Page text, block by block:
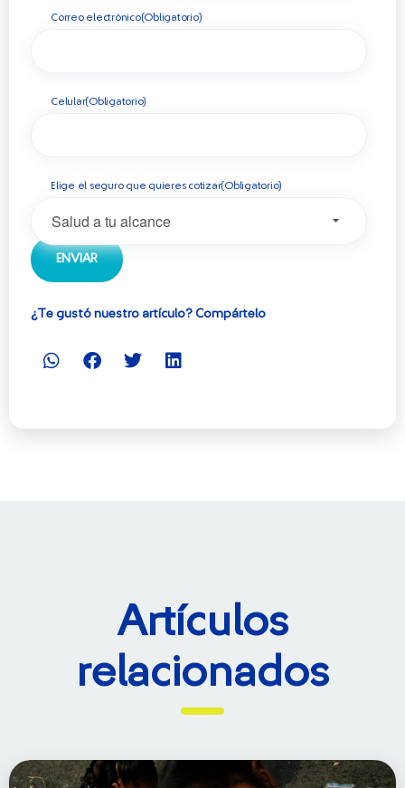
Correo electrónico(Obligatorio)
Celular(Obligatorio)
Elige el seguro que quieres cotizar(Obligatorio)
¿Te gustó nuestro artículo? Compártelo
Artículos
relacionados